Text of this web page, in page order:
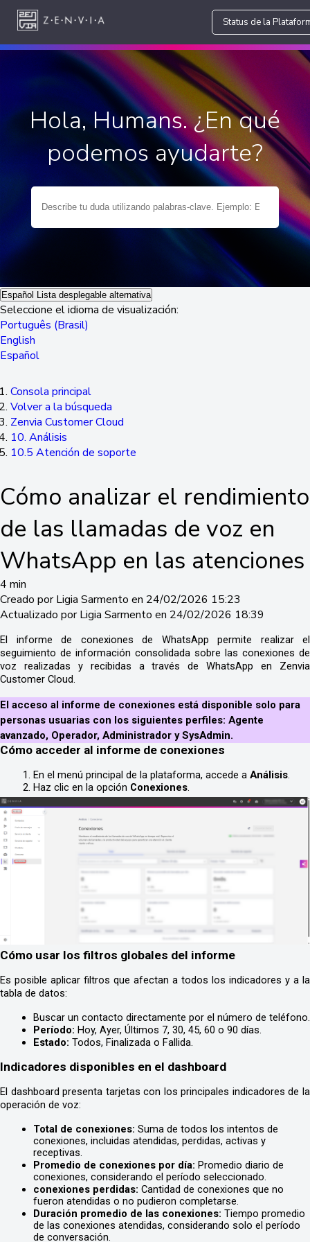
Status de la
Hola, Humans. ¿En qué
podemos ayudarte?
Español Lista desplegable alternativa
Seleccione el idioma de visualización:
Português (Brasil)
English
Español
Consola principal
Volver a la búsqueda
Zenvia Customer Cloud
10. Análisis
10.5 Atención de soporte
Cómo analizar el rendimiento
de las llamadas de voz en
WhatsApp en las atenciones
4 min
Creado por Ligia Sarmento en 24/02/2026 15:23
Actualizado por Ligia Sarmento en 24/02/2026 18:39
El informe de conexiones de WhatsApp permite realizar el
seguimiento de información consolidada sobre las conexiones de
voz realizadas y recibidas a través de WhatsApp en Zenvia
Customer Cloud.
El acceso al informe de conexiones está disponible solo para
personas usuarias con los siguientes perfiles: Agente
avanzado, Operador, Administrador y SysAdmin.
Cómo acceder al informe de conexiones
En el menú principal de la plataforma, accede a Análisis.
Haz clic en la opción Conexiones.
Cómo usar los filtros globales del informe
Es posible aplicar filtros que afectan a todos los indicadores y a la
tabla de datos:
Buscar un contacto directamente por el número de teléfono.
Período: Hoy, Ayer, Últimos 7, 30, 45, 60 o 90 días.
Estado: Todos, Finalizada o Fallida.
Indicadores disponibles en el dashboard
El dashboard presenta tarjetas con los principales indicadores de la
operación de voz:
Total de conexiones: Suma de todos los intentos de
conexiones, incluidas atendidas, perdidas, activas y
receptivas.
Promedio de conexiones por día: Promedio diario de
conexiones, considerando el período seleccionado.
conexiones perdidas: Cantidad de conexiones que no
fueron atendidas o no pudieron completarse.
Duración promedio de las conexiones: Tiempo promedio
de las conexiones atendidas, considerando solo el período
de conversación.